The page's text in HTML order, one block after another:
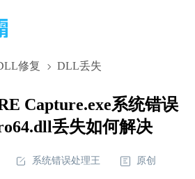
修复 DLL丢失
Capture.exe系统错误
丢失如何解决
系统错误处理王 原创